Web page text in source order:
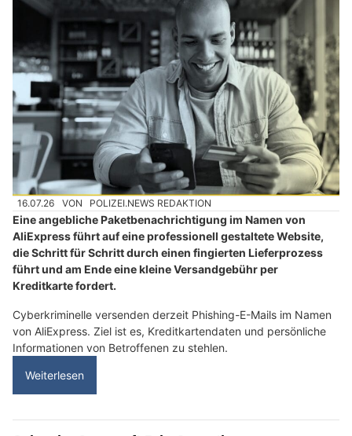
16.07.26 VON POLIZEI.NEWS REDAKTION
Eine angebliche Paketbenachrichtigung im Namen von
AliExpress führt auf eine professionell gestaltete Website,
die Schritt für Schritt durch einen fingierten Lieferprozess
führt und am Ende eine kleine Versandgebühr per
Kreditkarte fordert.
Cyberkriminelle versenden derzeit Phishing-E-Mails im Namen
von AliExpress. Ziel ist es, Kreditkartendaten und persönliche
Informationen von Betroffenen zu stehlen.
Weiterlesen